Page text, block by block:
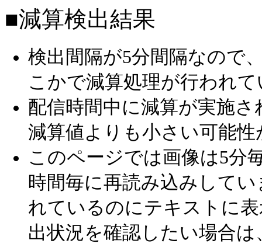
■減算検出結果
検出間隔が5分間隔なので
こかで減算処理が行われ
配信時間中に減算が実施
減算値よりも小さい可能
このページでは画像は5分
時間毎に再読み込みして
れているのにテキストに
出状況を確認したい場合